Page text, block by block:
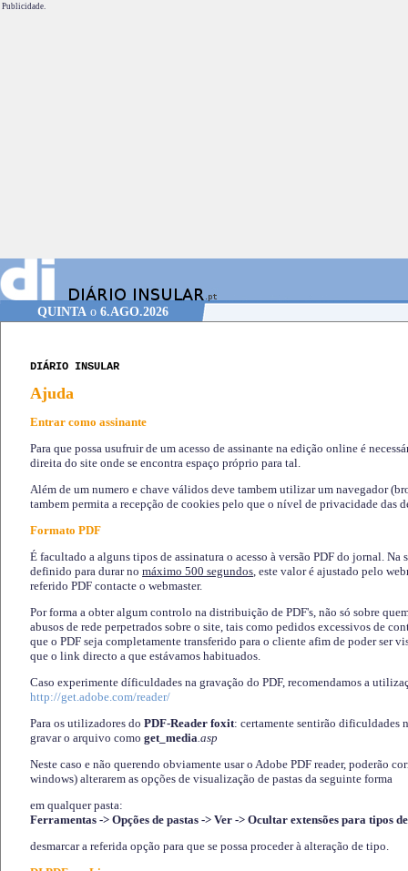
Publicidade.
QUINTAo 6.AGO.2026
DIÁRIO INSULAR
Ajuda
Entrar como assinante
Para que possa usufruir de um acesso de assinante na edição online é
direita do site onde se encontra espaço próprio para tal.
Além de um numero e chave válidos deve tambem utilizar um navegador
tambem permita a recepção de cookies pelo que o nível de privacidade das
Formato PDF
É facultado a alguns tipos de assinatura o acesso à versão PDF do jornal. Na
definido para durar no máximo 500 segundos, este valor é ajustado pelo
referido PDF contacte o webmaster.
Por forma a obter algum controlo na distribuição de PDF's, não só sobre
abusos de rede perpetrados sobre o site, tais como pedidos excessivos de
que o PDF seja completamente transferido para o cliente afim de poder ser
que o link directo a que estávamos habituados.
Caso experimente díficuldades na gravação do PDF, recomendamos a
http://get.adobe.com/reader/
Para os utilizadores do PDF-Reader foxit: certamente sentirão dificuldades
gravar o arquivo como get_media.asp
Neste caso e não querendo obviamente usar o Adobe PDF reader, poderão
windows) alterarem as opções de visualização de pastas da seguinte forma
em qualquer pasta:
Ferramentas -> Opções de pastas -> Ver -> Ocultar extensões para tipos
desmarcar a referida opção para que se possa proceder à alteração de tipo.